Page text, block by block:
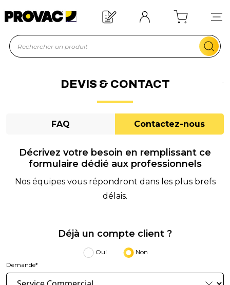
d'un équipement ?
DEVIS & CONTACT
FAQ Contactez-nous
Décrivez votre besoin en remplissant ce
formulaire dédié aux professionnels
Nos équipes vous répondront dans les plus brefs
délais.
Déjà un compte client ?
Oui
Non
Demande*